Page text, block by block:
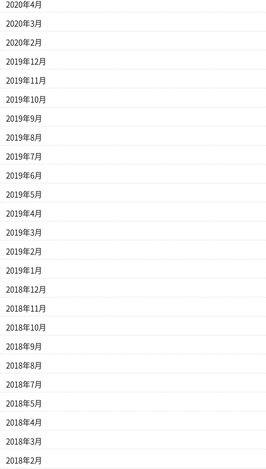
2020年4月
2020年3月
2020年2月
2019年12月
2019年11月
2019年10月
2019年9月
2019年8月
2019年7月
2019年6月
2019年5月
2019年4月
2019年3月
2019年2月
2019年1月
2018年12月
2018年11月
2018年10月
2018年9月
2018年8月
2018年7月
2018年5月
2018年4月
2018年3月
2018年2月